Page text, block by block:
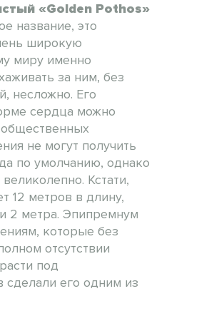
«Golden Pothos»
название, это
широкую
миру именно
за ним, без
несложно. Его
сердца можно
не могут получить
по умолчанию, однако
Кстати,
12 метров в длину,
2 метра. Эпипремнум
которые без
отсутствии
под
сделали его одним из